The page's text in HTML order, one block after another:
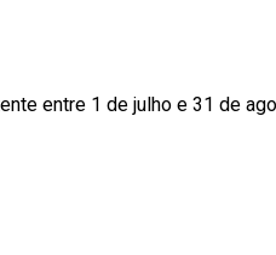
entre 1 de julho e 31 de